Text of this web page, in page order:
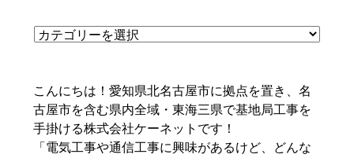
こんにちは！愛知県北名古屋市に拠点を置き、名
古屋市を含む県内全域・東海三県で基地局工事を
手掛ける株式会社ケーネットです！
「電気工事や通信工事に興味があるけど、どんな